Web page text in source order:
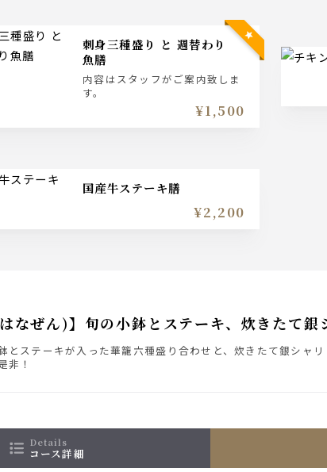
刺身三種盛り と 週替わり
魚膳
内容はスタッフがご案内致しま
す。
¥1,500
国産牛ステーキ膳
¥2,200
なぜん)】旬の小鉢とステーキ、炊きたて銀
とステーキが入った華籠六種盛り合わせと、炊きたて銀シャ
非！
details
コース詳細